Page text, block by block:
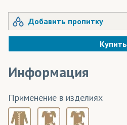
Добавить пропитку
Купить
Информация
Применение в изделиях